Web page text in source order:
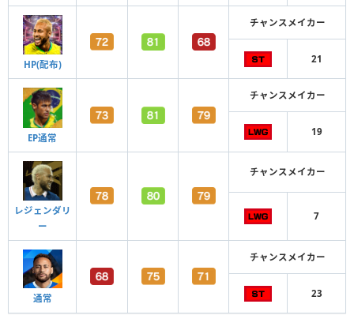
HP(配布)
チャンスメイカー
21
EP通常
チャンスメイカー
19
レジェンダリ
ー
チャンスメイカー
7
通常
チャンスメイカー
23